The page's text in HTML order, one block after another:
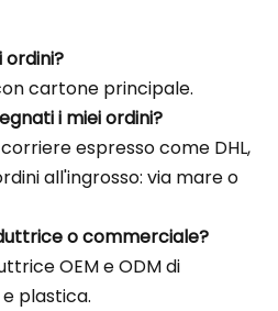
ordini?
cartone principale.
i miei ordini?
espresso come DHL,
all'ingrosso: via mare o
o commerciale?
OEM e ODM di
plastica.